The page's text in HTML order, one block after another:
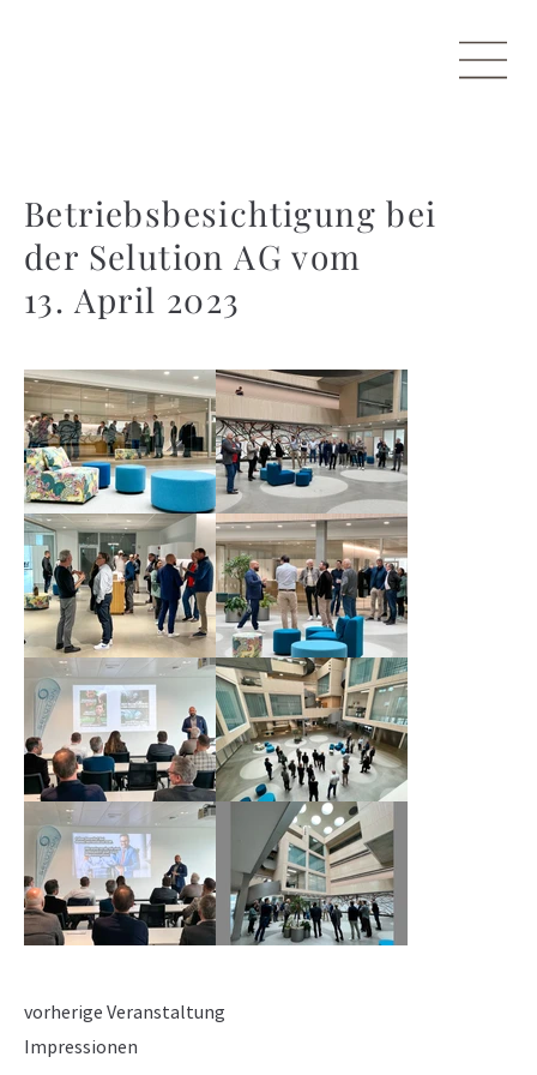
Betriebsbesichtigung bei
der Selution AG vom
13. April 2023
vorherige Veranstaltung
Impressionen